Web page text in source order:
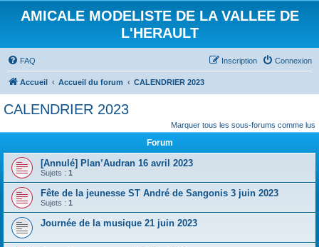
AMICALE MODELISTE DE LA VALLEE DE
L'HERAULT
FAQ Connexion
Inscription
Accueil Accueil du forum CALENDRIER 2023
CALENDRIER 2023
Marquer tous les sous-forums comme lus
Forum
[Annulé] Plan’Audran 16 avril 2023
Sujets : 1
Fête de la jeunesse ST André de Sangonis 3 juin 2023
Sujets : 1
Journée de la musique 21 juin 2023